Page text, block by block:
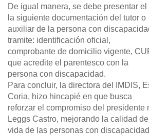
De igual manera, se debe presentar
la siguiente documentación del tutor o
auxiliar de la persona con
tramite: identificación oficial,
comprobante de domicilio vigente,
que acredite el parentesco con la
persona con discapacidad.
Para concluir, la directora del IMDIS,
Coria, hizo hincapié en que busca
reforzar el compromiso del presidente
Leggs Castro, mejorando la calidad de
vida de las personas con